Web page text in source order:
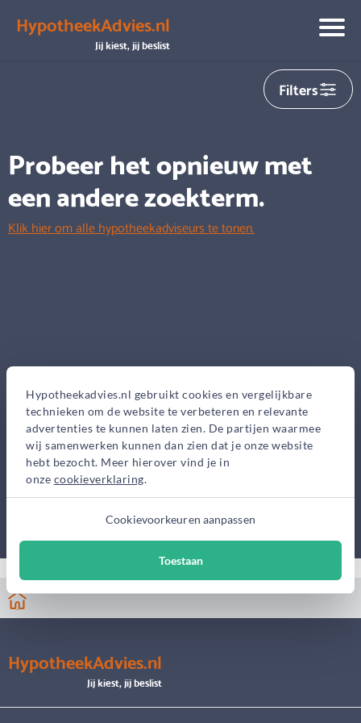
Hypotheekadvies.nl gebruikt cookies en vergelijkbare
technieken om de website te verbeteren en relevante
advertenties te kunnen laten zien. De partijen waarmee
wij samenwerken kunnen dan zien dat je onze website
hebt bezocht. Meer hierover vind je in
onze cookieverklaring.
Cookievoorkeuren aanpassen
Toestaan
HypotheekAdvies.nl
Jij kiest, jij beslist
We hebben helaas0adviseurs gevonden die aansluiten op
jouw zoekopdracht
Filters
Probeer het opnieuw met
een andere zoekterm.
Klik hier om alle hypotheekadviseurs te tonen.
HypotheekAdvies.nl
Jij kiest, jij beslist